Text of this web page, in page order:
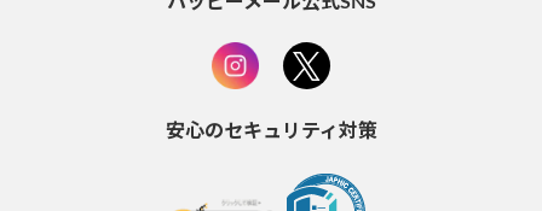
安心のセキュリティ対策